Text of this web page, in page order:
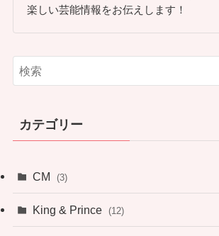
楽しい芸能情報をお伝えします！
カテゴリー
CM (3)
King & Prince (12)